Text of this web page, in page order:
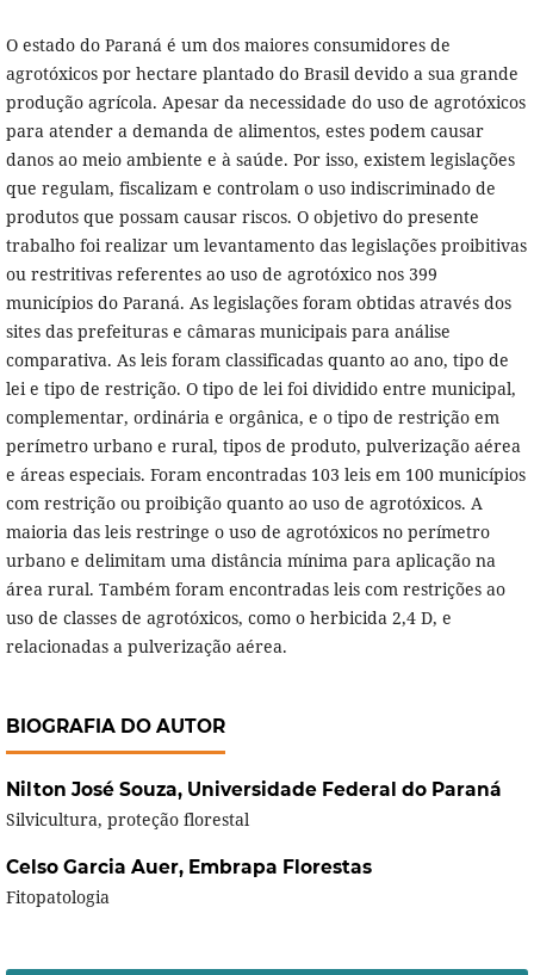
O estado do Paraná é um dos maiores consumidores de
agrotóxicos por hectare plantado do Brasil devido a sua grande
produção agrícola. Apesar da necessidade do uso de agrotóxicos
para atender a demanda de alimentos, estes podem causar
danos ao meio ambiente e à saúde. Por isso, existem legislações
que regulam, fiscalizam e controlam o uso indiscriminado de
produtos que possam causar riscos. O objetivo do presente
trabalho foi realizar um levantamento das legislações proibitivas
ou restritivas referentes ao uso de agrotóxico nos 399
municípios do Paraná. As legislações foram obtidas através dos
sites das prefeituras e câmaras municipais para análise
comparativa. As leis foram classificadas quanto ao ano, tipo de
lei e tipo de restrição. O tipo de lei foi dividido entre municipal,
complementar, ordinária e orgânica, e o tipo de restrição em
perímetro urbano e rural, tipos de produto, pulverização aérea
e áreas especiais. Foram encontradas 103 leis em 100 municípios
com restrição ou proibição quanto ao uso de agrotóxicos. A
maioria das leis restringe o uso de agrotóxicos no perímetro
urbano e delimitam uma distância mínima para aplicação na
área rural. Também foram encontradas leis com restrições ao
uso de classes de agrotóxicos, como o herbicida 2,4 D, e
relacionadas a pulverização aérea.
BIOGRAFIA DO AUTOR
Nilton José Souza, Universidade Federal do Paraná
Silvicultura, proteção florestal
Celso Garcia Auer, Embrapa Florestas
Fitopatologia